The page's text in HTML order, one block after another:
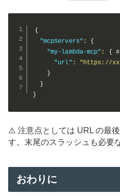
{
"mcpServers" :
{
"my-lambda-mcp" : {
"url" : "https://
}
}
}
⚠️ 注意点としては URL の最
す。末尾のスラッシュも必要
おわりに